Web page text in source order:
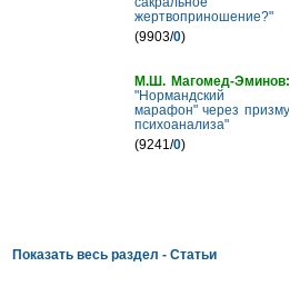
жертвоприношение?"
(9903/0)
М.Ш. Магомед-Эминов:
"Нормандский
марафон" через призму
психоанализа"
(9241/0)
Показать весь раздел - Статьи